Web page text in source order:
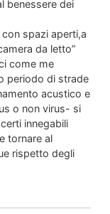
benessere dei
spazi aperti,a
da letto”
come me
periodo di strade
acustico e
o non virus- si
innegabili
tornare al
rispetto degli